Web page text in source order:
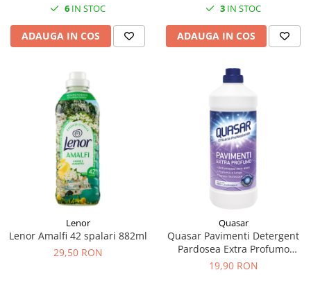
6 IN STOC
ADAUGA IN COS
3 IN STOC
ADAUGA IN COS
Lenor
Lenor Amalfi 42 spalari 882ml
29,50 RON
Quasar
Quasar Pavimenti Detergent
Pardosea Extra Profumo
1000ml
19,90 RON